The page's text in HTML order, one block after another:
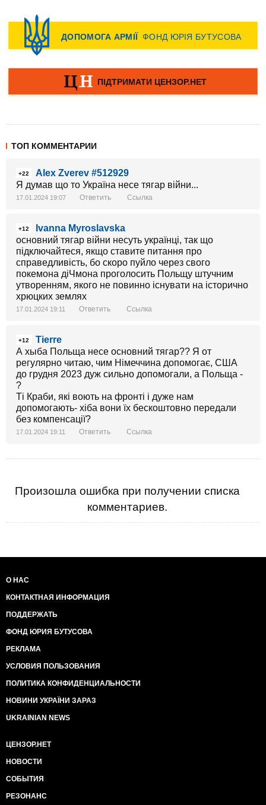
ТОП КОММЕНТАРИИ
+22
Alex Zverev #512929
Я думав що то Україна несе тягар вiйни...
17.01.2024 19:07 Ответить Ссылка
+12
Ivanna Myroslavska
основний тягар війни несуть українці, так що
підключайтеся, якщо ставите питання про
справедливість, бо скоро пуйло через свого
покемона діЧмона проголосить Польщу штучним
утворенням, якого не повинно існувати на історично
хрюцких землях
17.01.2024 19:11 Ответить Ссылка
+12
Tierre
А хыба Польща несе основний тягар?? Я от
регулярно читаю, чим Німеччина допомогає, США
до грудня 2023 дуж сильно допомогали, а Польща -
?
Ті Краби, які воють на фронті і дуже нам
допомогають- хіба вони їх бескоштовно передали
без компенсації?
17.01.2024 19:11 Ответить Ссылка
Произошла ошибка при получении списка
комментариев.
О НАС
КОНТАКТНАЯ ИНФОРМАЦИЯ
ПОДДЕРЖАТЬ
ФОНД ЮРИЯ БУТУСОВА
РЕКЛАМА
УСЛОВИЯ ПОЛЬЗОВАНИЯ
ПОЛИТИКА КОНФИДЕНЦИАЛЬНОСТИ
НОВИНИ УКРАЇНИ ЗАРАЗ
UKRAINIAN NEWS
ЦЕНЗОР.НЕТ
НОВОСТИ
СОБЫТИЯ
РЕЗОНАНС